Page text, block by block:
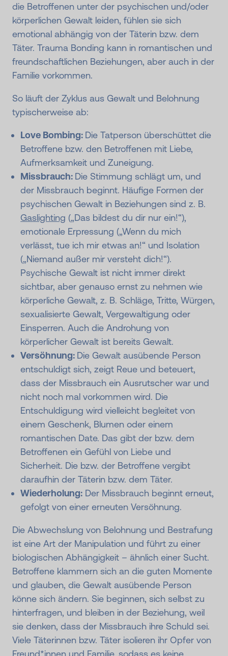
die Betroffenen unter der psychischen und/oder
körperlichen Gewalt leiden, fühlen sie sich
emotional abhängig von der Täterin bzw. dem
Täter. Trauma Bonding kann in romantischen und
freundschaftlichen Beziehungen, aber auch in der
Familie vorkommen.
So läuft der Zyklus aus Gewalt und Belohnung
typischerweise ab:
Love Bombing: Die Tatperson überschüttet die
Betroffene bzw. den Betroffenen mit Liebe,
Aufmerksamkeit und Zuneigung.
Missbrauch: Die Stimmung schlägt um, und
der Missbrauch beginnt. Häufige Formen der
psychischen Gewalt in Beziehungen sind z. B.
Gaslighting („Das bildest du dir nur ein!“),
emotionale Erpressung („Wenn du mich
verlässt, tue ich mir etwas an!“ und Isolation
(„Niemand außer mir versteht dich!“).
Psychische Gewalt ist nicht immer direkt
sichtbar, aber genauso ernst zu nehmen wie
körperliche Gewalt, z. B. Schläge, Tritte, Würgen,
sexualisierte Gewalt, Vergewaltigung oder
Einsperren. Auch die Androhung von
körperlicher Gewalt ist bereits Gewalt.
Versöhnung: Die Gewalt ausübende Person
entschuldigt sich, zeigt Reue und beteuert,
dass der Missbrauch ein Ausrutscher war und
nicht noch mal vorkommen wird. Die
Entschuldigung wird vielleicht begleitet von
einem Geschenk, Blumen oder einem
romantischen Date. Das gibt der bzw. dem
Betroffenen ein Gefühl von Liebe und
Sicherheit. Die bzw. der Betroffene vergibt
daraufhin der Täterin bzw. dem Täter.
Wiederholung: Der Missbrauch beginnt erneut,
gefolgt von einer erneuten Versöhnung.
Die Abwechslung von Belohnung und Bestrafung
ist eine Art der Manipulation und führt zu einer
biologischen Abhängigkeit – ähnlich einer Sucht.
Betroffene klammern sich an die guten Momente
und glauben, die Gewalt ausübende Person
könne sich ändern. Sie beginnen, sich selbst zu
hinterfragen, und bleiben in der Beziehung, weil
sie denken, dass der Missbrauch ihre Schuld sei.
Viele Täterinnen bzw. Täter isolieren ihr Opfer von